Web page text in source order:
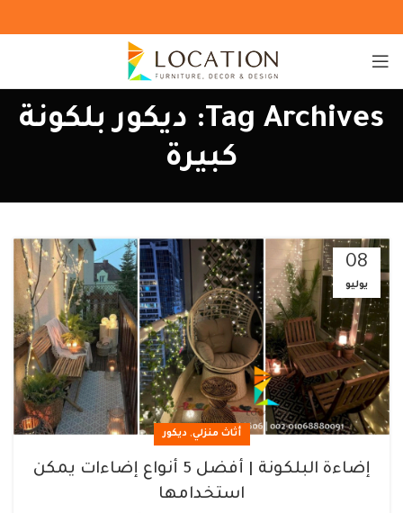
Tag Archives: ديكور بلكونة
كبيرة
08
يوليو
أثاث منزلي, ديكور
إضاءة البلكونة | أفضل 5 أنواع إضاءات يمكن
استخدامها